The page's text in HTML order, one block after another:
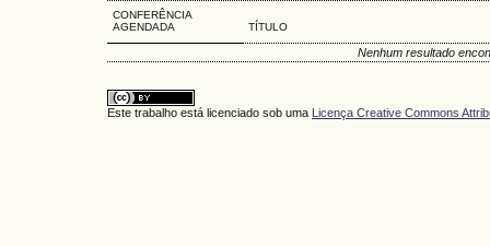
CONFERÊNCIA
AGENDADA
TÍTULO
Nenhum resultado
Este trabalho está licenciado sob uma Licença Creative Commons